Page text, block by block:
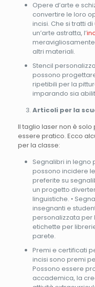
Opere d’arte e
convertire le loro
incisi. Che si tratti
un’arte astratta, l’
altri materiali.
Stencil
possono
ripetibili per la
imparando sia
Articoli per la
Il taglio laser non è
essere pratico. Ecco
per la classe:
Segnalibri in legno
possono incidere
preferite su
un progetto
linguistiche. •
insegnanti e
personalizzata per
etichette per
parete.
Premi e certificati
incisi sono premi
Possono essere
accademica, la